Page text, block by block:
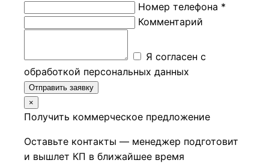
Номер телефона *
Комментарий
Я согласен с
обработкой персональных данных
Отправить заявку
×
Получить коммерческое предложение
Оставьте контакты — менеджер подготовит
и вышлет КП в ближайшее время